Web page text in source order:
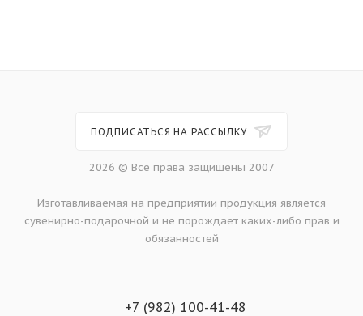
ПОДПИСАТЬСЯ НА РАССЫЛКУ
2026 © Все права защищены 2007
Изготавливаемая на предприятии продукция является
сувенирно-подарочной и не порождает каких-либо прав и
обязанностей
+7 (982) 100-41-48